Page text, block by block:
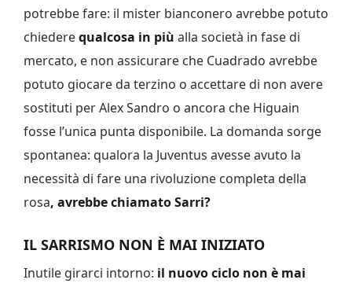
potrebbe fare: il mister bianconero avrebbe potuto
chiederequalcosa in più alla società in fase di
mercato, e non assicurare che Cuadrado avrebbe
potuto giocare da terzino o accettare di non avere
sostituti per Alex Sandro o ancora che Higuain
fosse l’unica punta disponibile. La domanda sorge
spontanea: qualora la Juventus avesse avuto la
necessità di fare una rivoluzione completa della
rosa, avrebbe chiamato Sarri?
IL SARRISMO NON È MAI INIZIATO
Inutile girarci intorno: il nuovo ciclo non è mai